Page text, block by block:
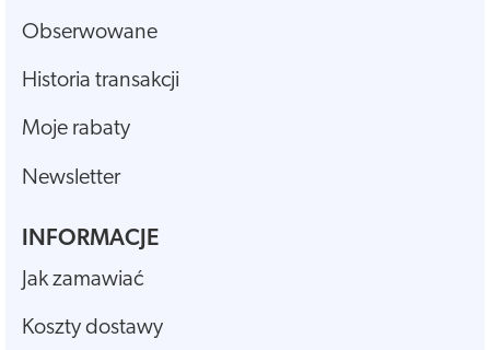
Obserwowane
Historia transakcji
Moje rabaty
Newsletter
INFORMACJE
Jak zamawiać
Koszty dostawy